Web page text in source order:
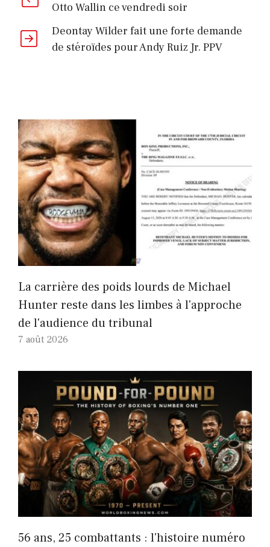
Otto Wallin ce vendredi soir
Deontay Wilder fait une forte demande
de stéroïdes pour Andy Ruiz Jr. PPV
La carrière des poids lourds de Michael
Hunter reste dans les limbes à l'approche
de l'audience du tribunal
7 août 2026
56 ans, 25 combattants : l'histoire numéro